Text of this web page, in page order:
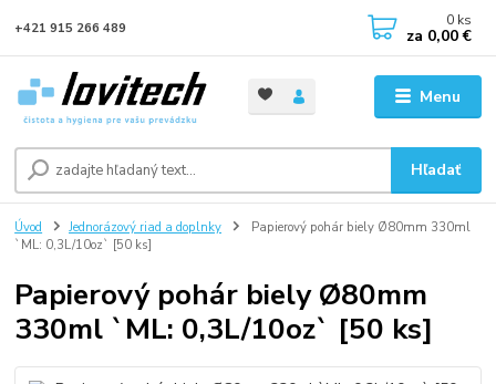
Menu
Hľadať
+421 915 266 489 0 ks
za 0,00 €
Úvod Jednorázový riad a doplnky
Papierový pohár biely Ø80mm 330ml
`ML: 0,3L/10oz` [50 ks]
Papierový pohár biely Ø80mm
330ml `ML: 0,3L/10oz` [50 ks]